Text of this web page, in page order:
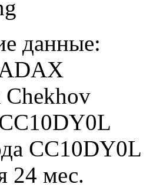
данные:
Chekhov
CC10DY0L
24 мес.